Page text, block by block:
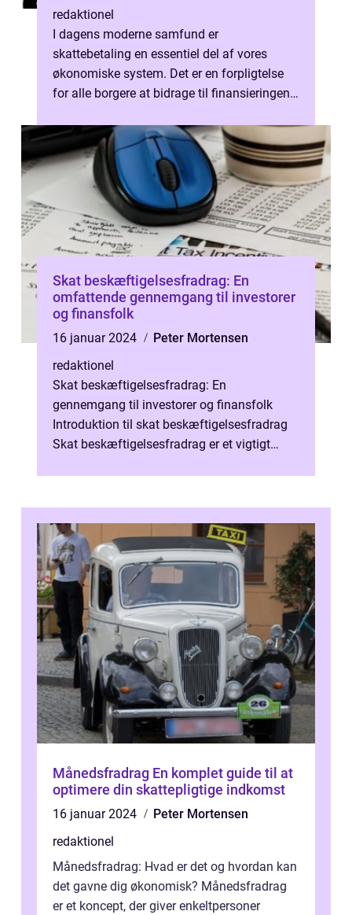
redaktionel
I dagens moderne samfund er
skattebetaling en essentiel del af vores
økonomiske system. Det er en forpligtelse
for alle borgere at bidrage til finansieringen
Skat beskæftigelsesfradrag: En
omfattende gennemgang til investorer
og finansfolk
16 januar 2024
Peter Mortensen
redaktionel
Skat beskæftigelsesfradrag: En
gennemgang til investorer og finansfolk
Introduktion til skat beskæftigelsesfradrag
Skat beskæftigelsesfradrag er et vigtigt
Månedsfradrag En komplet guide til at
optimere din skattepligtige indkomst
16 januar 2024
Peter Mortensen
redaktionel
Månedsfradrag: Hvad er det og hvordan kan
det gavne dig økonomisk? Månedsfradrag
er et koncept, der giver enkeltpersoner